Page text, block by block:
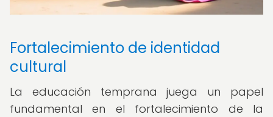
Fortalecimiento de identidad
cultural
La educación temprana juega un papel
fundamental en el fortalecimiento de la